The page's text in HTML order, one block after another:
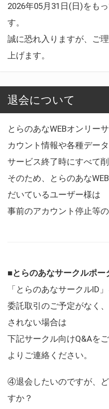
2026年05月31日(日)をも
す。
誠に恐れ入りますが、ご
上げます。
退会について
とらのあなWEBオンリー
カウント情報や各種デー
サービス終了時にすべて削
そのため、とらのあな
だいているユーザー様は
事前のアカウント停止等
■とらのあなサークルポー
「とらのあなサークルID
委託取引のご予定がなく
されない場合は
下記サークル向けQ&Aを
よりご連絡ください。
④退会したいのですが、
すか？